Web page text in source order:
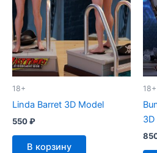
18+
Linda Barret 3D Model
550₽
В корзину
18+